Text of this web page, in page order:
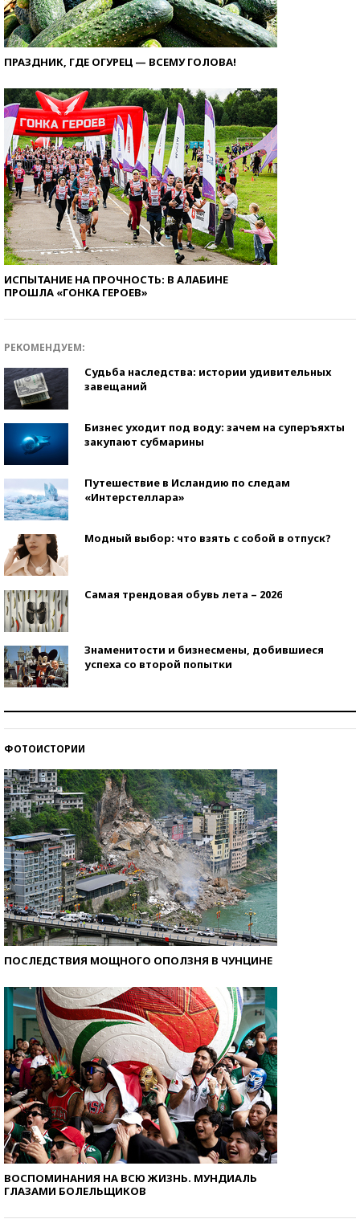
ПРАЗДНИК, ГДЕ ОГУРЕЦ — ВСЕМУ ГОЛОВА!
ИСПЫТАНИЕ НА ПРОЧНОСТЬ: В АЛАБИНЕ
ПРОШЛА «ГОНКА ГЕРОЕВ»
РЕКОМЕНДУЕМ:
Судьба наследства: истории удивительных
завещаний
Бизнес уходит под воду: зачем на суперъяхты
закупают субмарины
Путешествие в Исландию по следам
«Интерстеллара»
Модный выбор: что взять с собой в отпуск?
Самая трендовая обувь лета – 2026
Знаменитости и бизнесмены, добившиеся
успеха со второй попытки
ФОТОИСТОРИИ
ПОСЛЕДСТВИЯ МОЩНОГО ОПОЛЗНЯ В ЧУНЦИНЕ
ВОСПОМИНАНИЯ НА ВСЮ ЖИЗНЬ. МУНДИАЛЬ
ГЛАЗАМИ БОЛЕЛЬЩИКОВ